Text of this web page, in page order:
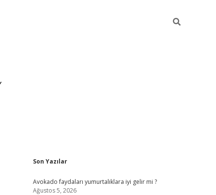
Sidebar
Son Yazılar
Avokado faydaları yumurtalıklara iyi gelir mi ?
Ağustos 5, 2026
betcivdcasino giriş